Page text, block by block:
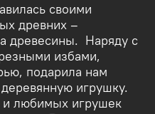
своими
древних –
древесины. Наряду с
избами,
подарила нам
игрушку.
и любимых игрушек